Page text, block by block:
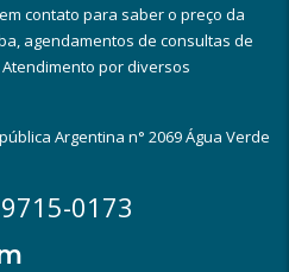
contato para saber o preço da
agendamentos de consultas de
por diversos
Argentina n° 2069 Água Verde
0173